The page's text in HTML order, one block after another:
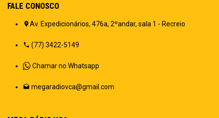
FALE CONOSCO
Av. Expedicionários, 476a, 2ºandar, sala 1 - Recreio
(77) 3422-5149
Chamar no Whatsapp
megaradiovca@gmail.com